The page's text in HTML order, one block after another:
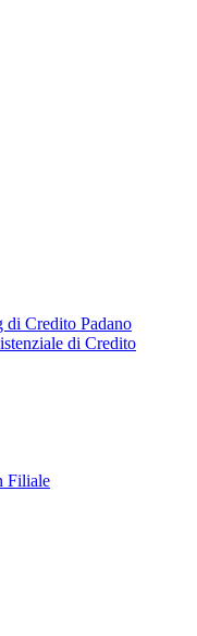
Credito Padano
di Credito
Filiale